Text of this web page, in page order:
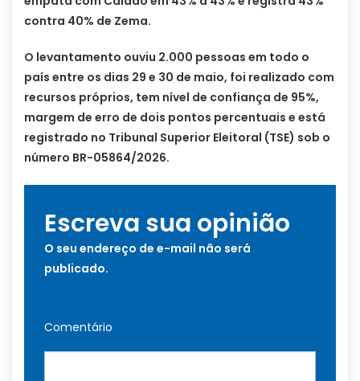
contra 40% de Zema.
O levantamento ouviu 2.000 pessoas em todo o
país entre os dias 29 e 30 de maio, foi realizado com
recursos próprios, tem nível de confiança de 95%,
margem de erro de dois pontos percentuais e está
registrado no Tribunal Superior Eleitoral (TSE) sob o
número BR-05864/2026.
Escreva sua opinião
O seu endereço de e-mail não será
publicado.
Comentário